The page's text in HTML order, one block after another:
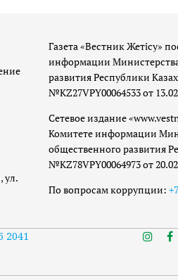
ул.
Газета «Вестник Жетісу»
информации
развития Республики
№KZ27VPY00064533 от
Сетевое издание
Комитете информации
общественного развития
№KZ78VPY00064973 от
По вопросам коррупции:
2041